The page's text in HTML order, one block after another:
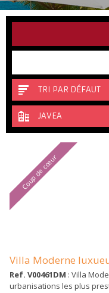
TRI PAR DÉFAUT
JAVEA
Coup de cœur
Villa Moderne
Ref. V00461DM : Villa
urbanisations les plus